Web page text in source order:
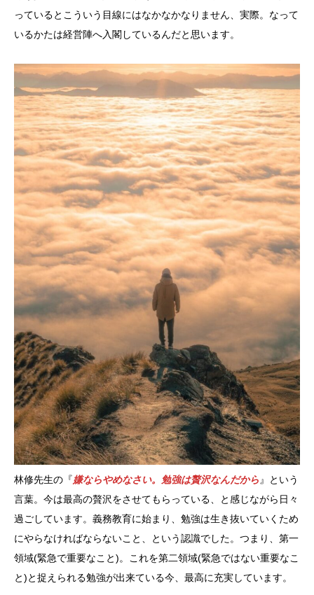
っているとこういう目線にはなかなかなりません、実際。なって
いるかたは経営陣へ入閣しているんだと思います。
林修先生の『嫌ならやめなさい。勉強は贅沢なんだから 』という
言葉。今は最高の贅沢をさせてもらっている、と感じながら日々
過ごしています。義務教育に始まり、勉強は生き抜いていくため
にやらなければならないこと、という認識でした。つまり、第一
領域(緊急で重要なこと)。これを第二領域(緊急ではない重要なこ
と)と捉えられる勉強が出来ている今、最高に充実しています。